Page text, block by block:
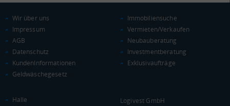
Euro pro Kopf
(Landkreis / Kreisfreie Stadt)
Kaufkraftindex
(Landkreis / Kreisfreie Stadt)
KAUFKRAFT - EURO PRO KOPF
Bundesland
Wir über uns
Impressum
AGB
Datenschutz
KundenInformationen
Geldwäschegesetz
Immobiliensuche
Vermieten/Verkaufen
Neubauberatung
Investmentberatung
Exklusivaufträge
Halle
Logivest GmbH